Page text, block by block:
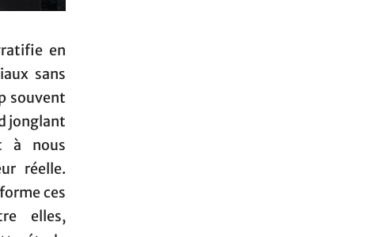
en
sans
souvent
jonglant
à nous
réelle.
ces
elles,